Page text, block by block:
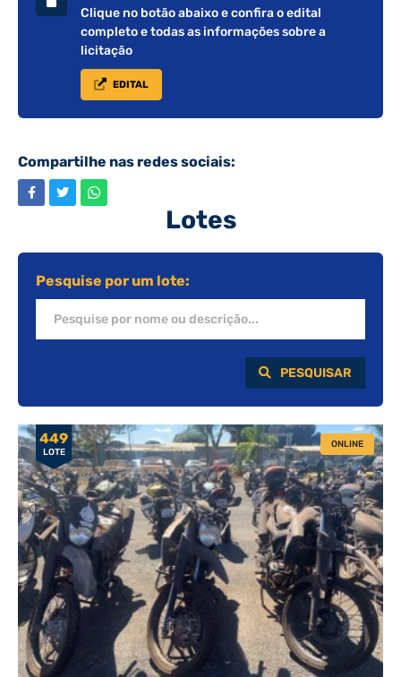
Clique no botão abaixo e confira o edital
completo e todas as informações sobre a
licitação
EDITAL
Compartilhe nas redes sociais:
Lotes
Pesquise por um lote:
PESQUISAR
449
LOTE
ONLINE